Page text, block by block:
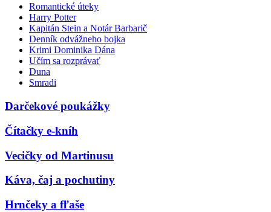
Romantické úteky
Harry Potter
Kapitán Stein a Notár Barbarič
Denník odvážneho bojka
Krimi Dominika Dána
Učím sa rozprávať
Duna
Smradi
Darčekové poukážky
Čítačky e-kníh
Vecičky od Martinusu
Káva, čaj a pochutiny
Hrnčeky a fľaše